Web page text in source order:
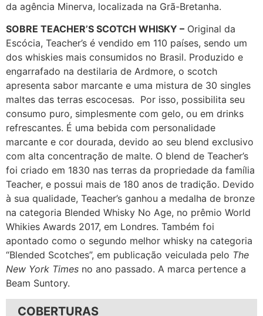
da agência Minerva, localizada na Grã-Bretanha.
SOBRE TEACHER’S SCOTCH WHISKY – Original da
Escócia, Teacher’s é vendido em 110 países, sendo um
dos whiskies mais consumidos no Brasil. Produzido e
engarrafado na destilaria de Ardmore, o scotch
apresenta sabor marcante e uma mistura de 30 singles
maltes das terras escocesas. Por isso, possibilita seu
consumo puro, simplesmente com gelo, ou em drinks
refrescantes. É uma bebida com personalidade
marcante e cor dourada, devido ao seu blend exclusivo
com alta concentração de malte. O blend de Teacher’s
foi criado em 1830 nas terras da propriedade da família
Teacher, e possui mais de 180 anos de tradição. Devido
à sua qualidade, Teacher’s ganhou a medalha de bronze
na categoria Blended Whisky No Age, no prêmio World
Whikies Awards 2017, em Londres. Também foi
apontado como o segundo melhor whisky na categoria
“Blended Scotches”, em publicação veiculada pelo The
New York Times no ano passado. A marca pertence a
Beam Suntory.
COBERTURAS